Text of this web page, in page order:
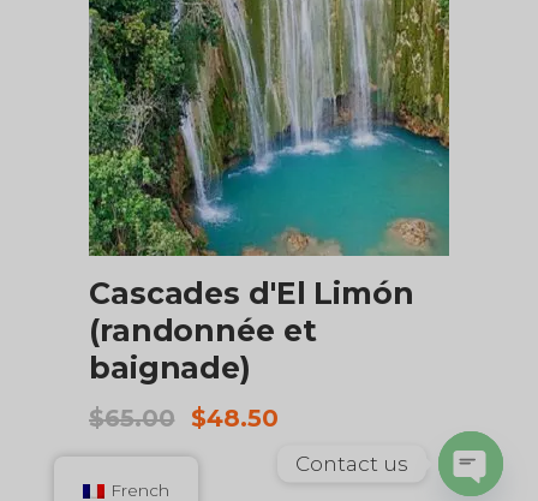
AJOUTER AU PANIER
Cascades d'El Limón
(randonnée et
baignade)
$65.00
Le
$48.50Le
actuel
French
Contact us